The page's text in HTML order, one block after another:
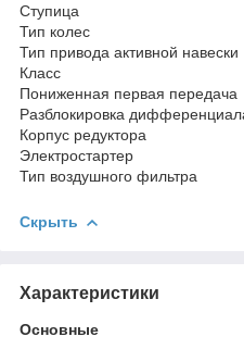
Ступица
Тип колес
Тип привода активной
Класс
Пониженная первая
Разблокировка
Корпус
Тип воздушного
Скрыть
Характеристики
Основные